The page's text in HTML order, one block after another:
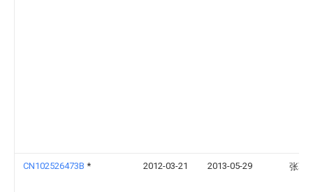
CN102526473B * 2012-03-21 2013-05-29 张蓉